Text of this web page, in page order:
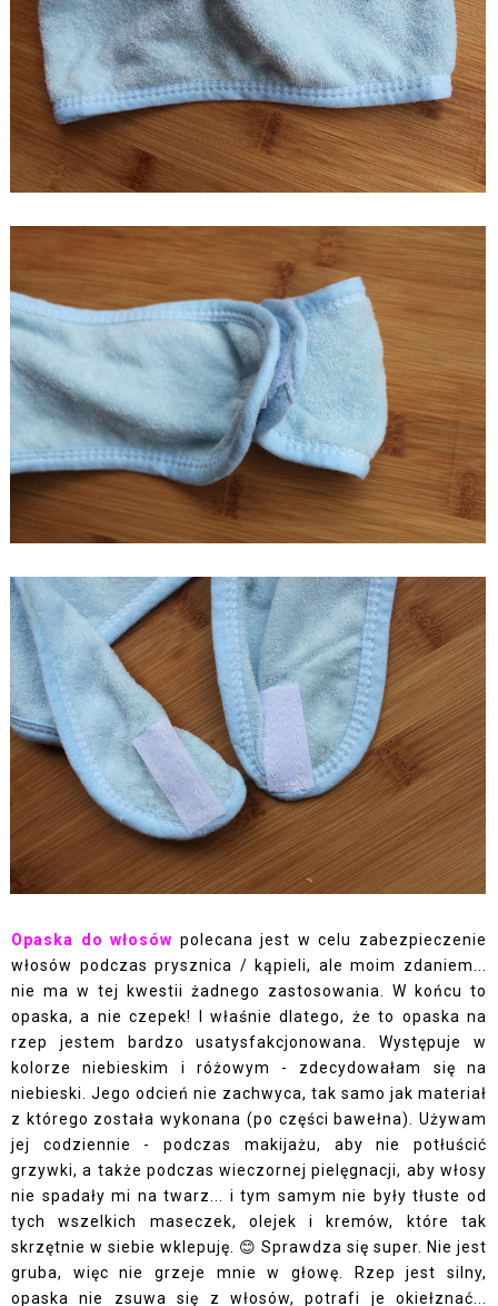
Opaska do włosów polecana jest w celu zabezpieczenie
włosów podczas prysznica / kąpieli, ale moim zdaniem...
nie ma w tej kwestii żadnego zastosowania. W końcu to
opaska, a nie czepek! I właśnie dlatego, że to opaska na
rzep jestem bardzo usatysfakcjonowana. Występuje w
kolorze niebieskim i różowym - zdecydowałam się na
niebieski. Jego odcień nie zachwyca, tak samo jak materiał
z którego została wykonana (po części bawełna). Używam
jej codziennie - podczas makijażu, aby nie potłuścić
grzywki, a także podczas wieczornej pielęgnacji, aby włosy
nie spadały mi na twarz... i tym samym nie były tłuste od
tych wszelkich maseczek, olejek i kremów, które tak
skrzętnie w siebie wklepuję. 😊 Sprawdza się super. Nie jest
gruba, więc nie grzeje mnie w głowę. Rzep jest silny,
opaska nie zsuwa się z włosów, potrafi je okiełznać...